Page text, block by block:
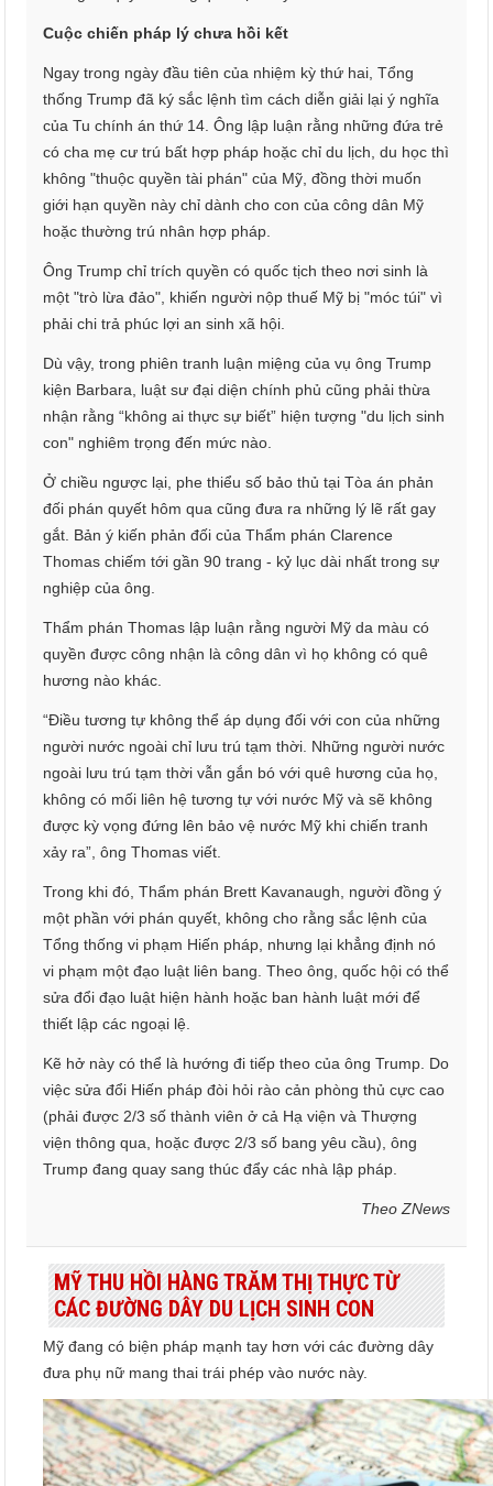
Cuộc chiến pháp lý chưa hồi kết
Ngay trong ngày đầu tiên của nhiệm kỳ thứ hai, Tổng
thống Trump đã ký sắc lệnh tìm cách diễn giải lại ý nghĩa
của Tu chính án thứ 14. Ông lập luận rằng những đứa trẻ
có cha mẹ cư trú bất hợp pháp hoặc chỉ du lịch, du học thì
không "thuộc quyền tài phán" của Mỹ, đồng thời muốn
giới hạn quyền này chỉ dành cho con của công dân Mỹ
hoặc thường trú nhân hợp pháp.
Ông Trump chỉ trích quyền có quốc tịch theo nơi sinh là
một "trò lừa đảo", khiến người nộp thuế Mỹ bị "móc túi" vì
phải chi trả phúc lợi an sinh xã hội.
Dù vậy, trong phiên tranh luận miệng của vụ ông Trump
kiện Barbara, luật sư đại diện chính phủ cũng phải thừa
nhận rằng “không ai thực sự biết” hiện tượng "du lịch sinh
con" nghiêm trọng đến mức nào.
Ở chiều ngược lại, phe thiểu số bảo thủ tại Tòa án phản
đối phán quyết hôm qua cũng đưa ra những lý lẽ rất gay
gắt. Bản ý kiến phản đối của Thẩm phán Clarence
Thomas chiếm tới gần 90 trang - kỷ lục dài nhất trong sự
nghiệp của ông.
Thẩm phán Thomas lập luận rằng người Mỹ da màu có
quyền được công nhận là công dân vì họ không có quê
hương nào khác.
“Điều tương tự không thể áp dụng đối với con của những
người nước ngoài chỉ lưu trú tạm thời. Những người nước
ngoài lưu trú tạm thời vẫn gắn bó với quê hương của họ,
không có mối liên hệ tương tự với nước Mỹ và sẽ không
được kỳ vọng đứng lên bảo vệ nước Mỹ khi chiến tranh
xảy ra”, ông Thomas viết.
Trong khi đó, Thẩm phán Brett Kavanaugh, người đồng ý
một phần với phán quyết, không cho rằng sắc lệnh của
Tổng thống vi phạm Hiến pháp, nhưng lại khẳng định nó
vi phạm một đạo luật liên bang. Theo ông, quốc hội có thể
sửa đổi đạo luật hiện hành hoặc ban hành luật mới để
thiết lập các ngoại lệ.
Kẽ hở này có thể là hướng đi tiếp theo của ông Trump. Do
việc sửa đổi Hiến pháp đòi hỏi rào cản phòng thủ cực cao
(phải được 2/3 số thành viên ở cả Hạ viện và Thượng
viện thông qua, hoặc được 2/3 số bang yêu cầu), ông
Trump đang quay sang thúc đẩy các nhà lập pháp.
Theo ZNews
MỸ THU HỒI HÀNG TRĂM THỊ THỰC TỪ
CÁC ĐƯỜNG DÂY DU LỊCH SINH CON
Mỹ đang có biện pháp mạnh tay hơn với các đường dây
đưa phụ nữ mang thai trái phép vào nước này.